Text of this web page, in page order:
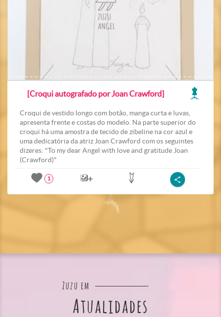
[Croqui autografado por Joan Crawford]
Croqui de vestido longo com botão, manga curta e luvas,
apresenta frente e costas do modelo. Na parte superior do
croqui há uma amostra de tecido de zibeline na cor azul e
uma dedicatória da atriz Joan Crawford com os seguintes
dizeres: "To my dear Angel with love and gratitude Joan
(Crawford)"
1
Zuzu em
Atualidades